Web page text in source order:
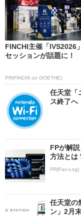
FINCHI主催「IVS2026
セッションが話題に！
PR(FINCHI on GOETHE)
任天堂「
ス終了
FPが解
方法とは
PR(Fav-Log)
任天堂の
ン」2月